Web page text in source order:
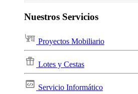
Nuestros Servicios
Proyectos Mobiliario
Lotes y Cestas
Servicio Informático